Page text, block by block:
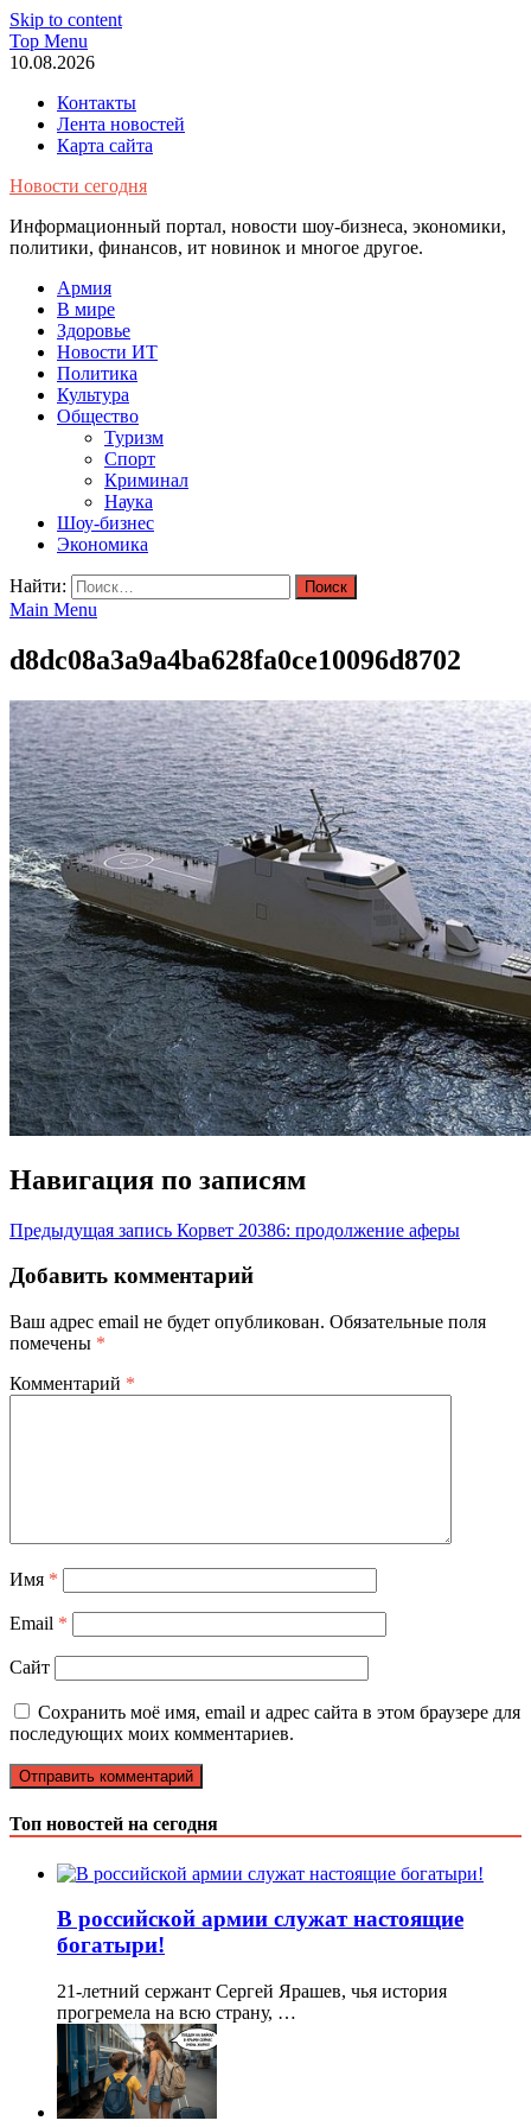
Skip to content
Top Menu
10.08.2026
Контакты
Лента новостей
Карта сайта
Новости сегодня
Информационный портал, новости шоу-бизнеса, экономики,
политики, финансов, ит новинок и многое другое.
Армия
В мире
Здоровье
Новости ИТ
Политика
Культура
Общество
Туризм
Спорт
Криминал
Наука
Шоу-бизнес
Экономика
Найти:
Main Menu
d8dc08a3a9a4ba628fa0ce10096d8702
Навигация по записям
Предыдущая запись Корвет 20386: продолжение аферы
Добавить комментарий
Ваш адрес email не будет опубликован. Обязательные поля
помечены *
Комментарий *
Имя *
Email *
Сайт
Сохранить моё имя, email и адрес сайта в этом браузере для
последующих моих комментариев.
Топ новостей на сегодня
В российской армии служат настоящие
богатыри!
21-летний сержант Сергей Ярашев, чья история
прогремела на всю страну, …